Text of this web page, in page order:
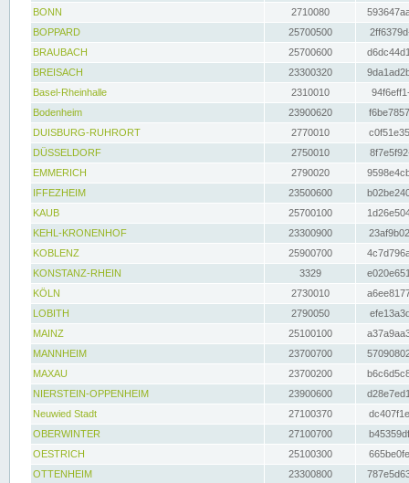
BONN
2710080
BOPPARD
25700500
BRAUBACH
25700600
BREISACH
23300320
Basel-Rheinhalle
2310010
Bodenheim
23900620
DUISBURG-RUHRORT
2770010
DÜSSELDORF
2750010
EMMERICH
2790020
IFFEZHEIM
23500600
KAUB
25700100
KEHL-KRONENHOF
23300900
KOBLENZ
25900700
KONSTANZ-RHEIN
3329
KÖLN
2730010
LOBITH
2790050
MAINZ
25100100
MANNHEIM
23700700
MAXAU
23700200
NIERSTEIN-OPPENHEIM
23900600
Neuwied Stadt
27100370
OBERWINTER
27100700
OESTRICH
25100300
OTTENHEIM
23300800